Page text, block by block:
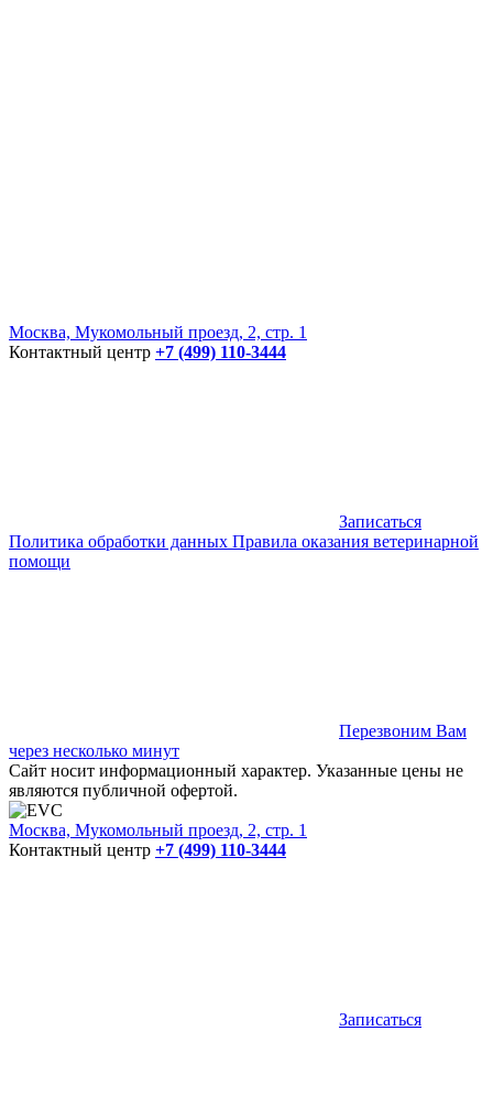
Москва, Мукомольный проезд, 2, стр. 1
Контактный центр +7 (499) 110-3444
Записаться
Политика обработки данных Правила оказания ветеринарной
помощи
Перезвоним Вам
через несколько минут
Сайт носит информационный характер. Указанные цены не
являются публичной офертой.
Москва, Мукомольный проезд, 2, стр. 1
Контактный центр +7 (499) 110-3444
Записаться